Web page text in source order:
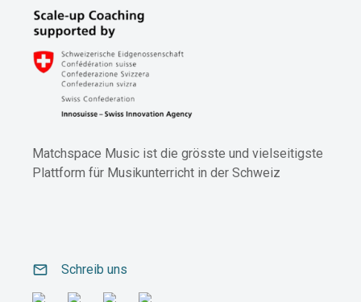
Matchspace Music ist die grösste und vielseitigste
Plattform für Musikunterricht in der Schweiz
email Schreib uns